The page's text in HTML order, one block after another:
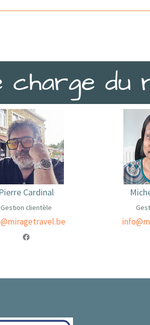
charge du
Pierre Cardinal
Gestion clientèle
https://www.facebook.com/profile.php?id=100083157499423